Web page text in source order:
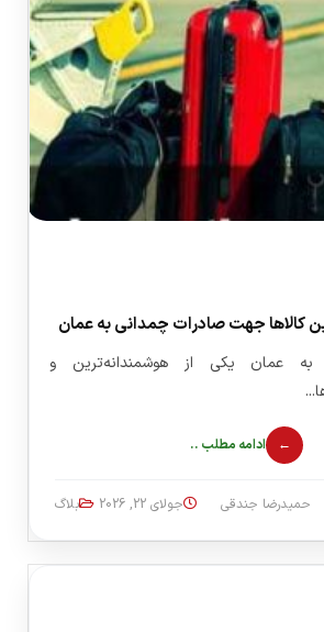
کالاها جهت صادرات چمدانی به عمان
به عمان یکی از هوشمندانه‌ترین و
ادامه مطلب ..
حمیدرضا جندقی جولای 22, 2026 بلاگ